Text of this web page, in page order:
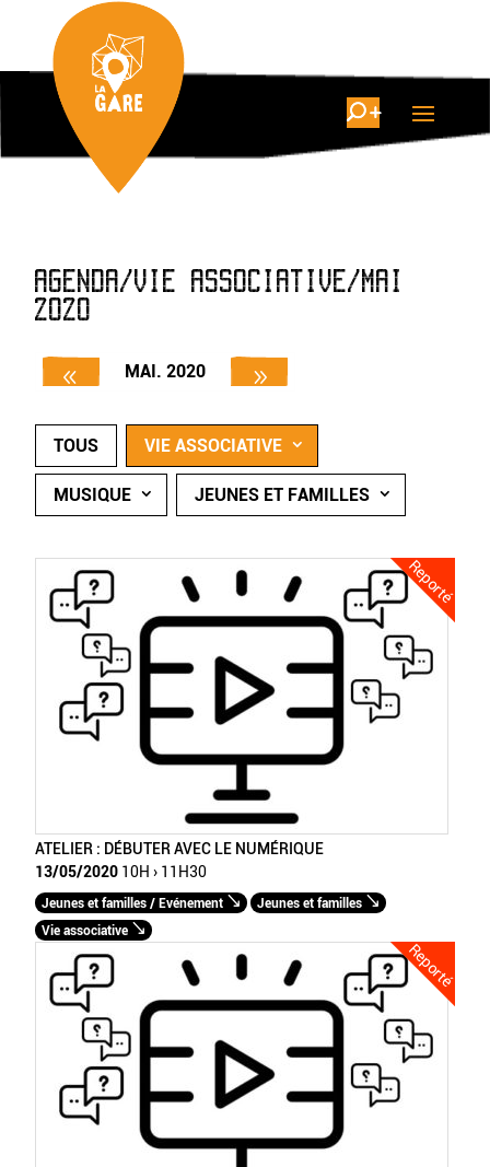
AGENDA/VIE ASSOCIATIVE/MAI
2020
MAI. 2020
TOUS VIE ASSOCIATIVE
MUSIQUE JEUNES ET FAMILLES
Reporté
ATELIER : DÉBUTER AVEC LE NUMÉRIQUE
13/05/2020 10H › 11H30
Jeunes et familles / Evénement
Jeunes et familles
Vie associative
Reporté